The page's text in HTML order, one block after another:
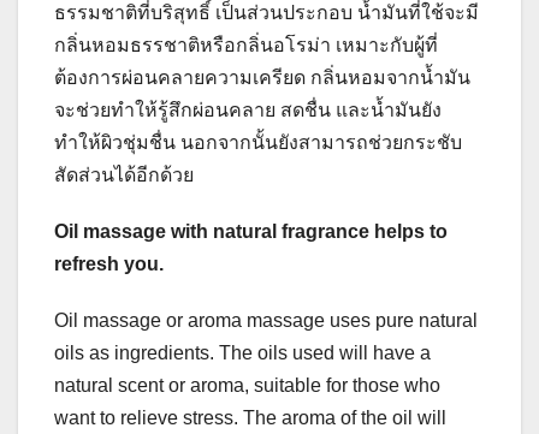
ธรรมชาติที่บริสุทธิ์ เป็นส่วนประกอบ น้ำมันที่ใช้จะมี
กลิ่นหอมธรรชาติหรือกลิ่นอโรม่า เหมาะกับผู้ที่
ต้องการผ่อนคลายความเครียด กลิ่นหอมจากน้ำมัน
จะช่วยทำให้รู้สึกผ่อนคลาย สดชื่น และน้ำมันยัง
ทำให้ผิวชุ่มชื่น นอกจากนั้นยังสามารถช่วยกระชับ
สัดส่วนได้อีกด้วย
Oil massage with natural fragrance helps to
refresh you.
Oil massage or aroma massage uses pure natural
oils as ingredients. The oils used will have a
natural scent or aroma, suitable for those who
want to relieve stress. The aroma of the oil will